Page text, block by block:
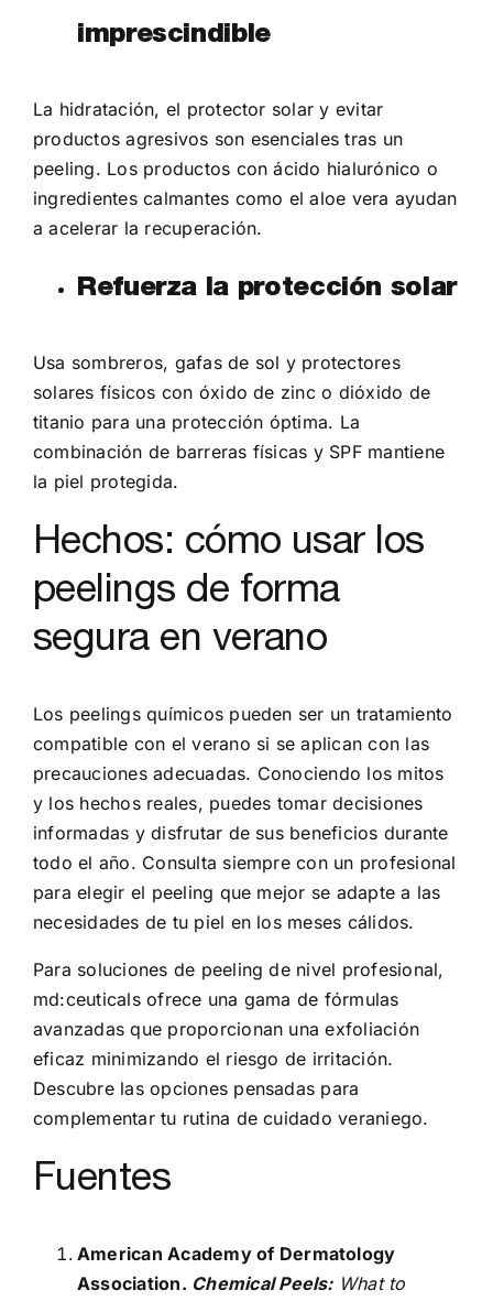
imprescindible
La hidratación, el protector solar y evitar
productos agresivos son esenciales tras un
peeling. Los productos con ácido hialurónico o
ingredientes calmantes como el aloe vera ayudan
a acelerar la recuperación.
Refuerza la protección solar
Usa sombreros, gafas de sol y protectores
solares físicos con óxido de zinc o dióxido de
titanio para una protección óptima. La
combinación de barreras físicas y SPF mantiene
la piel protegida.
Hechos: cómo usar los
peelings de forma
segura en verano
Los peelings químicos pueden ser un tratamiento
compatible con el verano si se aplican con las
precauciones adecuadas. Conociendo los mitos
y los hechos reales, puedes tomar decisiones
informadas y disfrutar de sus beneficios durante
todo el año. Consulta siempre con un profesional
para elegir el peeling que mejor se adapte a las
necesidades de tu piel en los meses cálidos.
Para soluciones de peeling de nivel profesional,
md:ceuticals ofrece una gama de fórmulas
avanzadas que proporcionan una exfoliación
eficaz minimizando el riesgo de irritación.
Descubre las opciones pensadas para
complementar tu rutina de cuidado veraniego.
Fuentes
American Academy of Dermatology
Association. Chemical Peels:What to